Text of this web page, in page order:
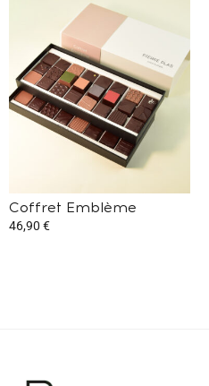
Coffret Emblème
46,90 €